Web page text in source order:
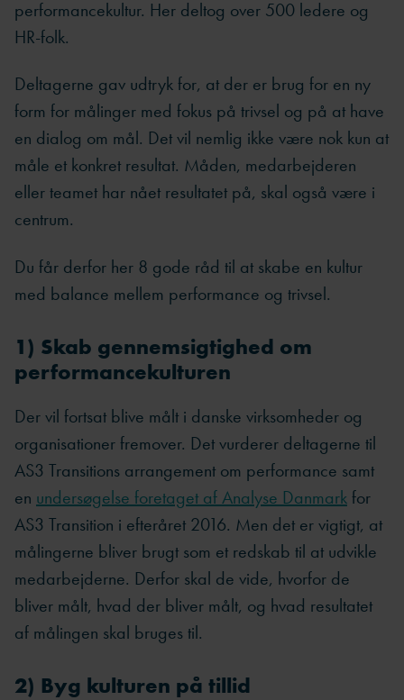
performancekultur. Her deltog over 500 ledere og
HR-folk.
Deltagerne gav udtryk for, at der er brug for en ny
form for målinger med fokus på trivsel og på at have
en dialog om mål. Det vil nemlig ikke være nok kun at
måle et konkret resultat. Måden, medarbejderen
eller teamet har nået resultatet på, skal også være i
centrum.
Du får derfor her 8 gode råd til at skabe en kultur
med balance mellem performance og trivsel.
1) Skab gennemsigtighed om
performancekulturen
Der vil fortsat blive målt i danske virksomheder og
organisationer fremover. Det vurderer deltagerne til
AS3 Transitions arrangement om performance samt
en undersøgelse foretaget af Analyse Danmarkfor
AS3 Transition i efteråret 2016. Men det er vigtigt, at
målingerne bliver brugt som et redskab til at udvikle
medarbejderne. Derfor skal de vide, hvorfor de
bliver målt, hvad der bliver målt, og hvad resultatet
af målingen skal bruges til.
2) Byg kulturen på tillid